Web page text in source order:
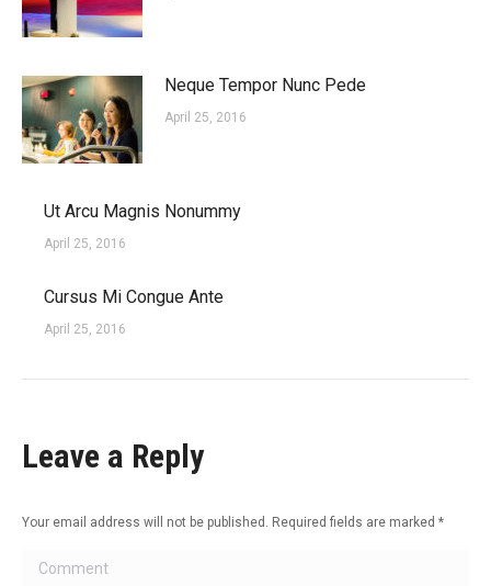
Neque Tempor Nunc Pede
April 25, 2016
Ut Arcu Magnis Nonummy
April 25, 2016
Cursus Mi Congue Ante
April 25, 2016
Leave a Reply
Your email address will not be published. Required fields are marked *
Comment